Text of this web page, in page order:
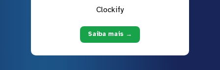
Clockify
Saiba mais →